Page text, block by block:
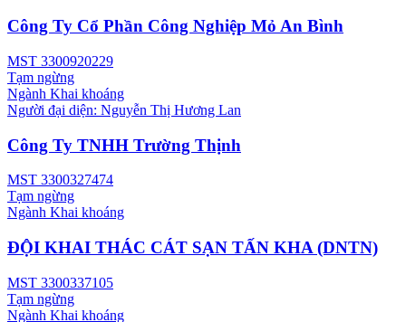
Công Ty Cổ Phần Công Nghiệp Mỏ An Bình
MST 3300920229
Tạm ngừng
Ngành Khai khoáng
Người đại diện: Nguyễn Thị Hương Lan
Công Ty TNHH Trường Thịnh
MST 3300327474
Tạm ngừng
Ngành Khai khoáng
ĐỘI KHAI THÁC CÁT SẠN TẤN KHA (DNTN)
MST 3300337105
Tạm ngừng
Ngành Khai khoáng